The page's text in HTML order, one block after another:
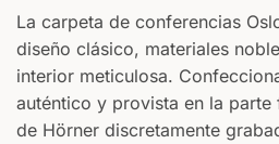
La carpeta de conferencias
diseño clásico, materiales
interior meticulosa.
auténtico y provista en la
de Hörner discretamente